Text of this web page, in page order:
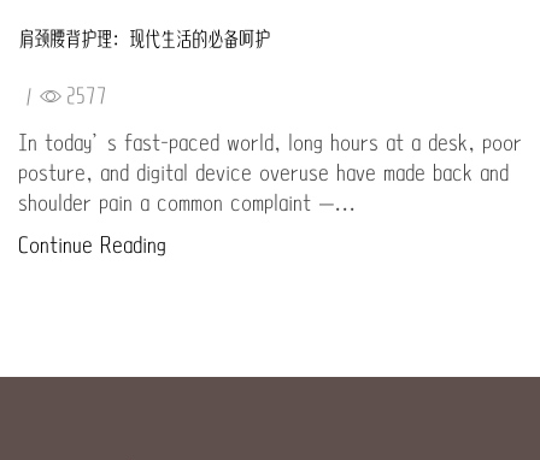
肩颈腰背护理：现代生活的必备呵护
/ 2577
In today’s fast-paced world, long hours at a desk, poor
posture, and digital device overuse have made back and
shoulder pain a common complaint —...
Continue Reading